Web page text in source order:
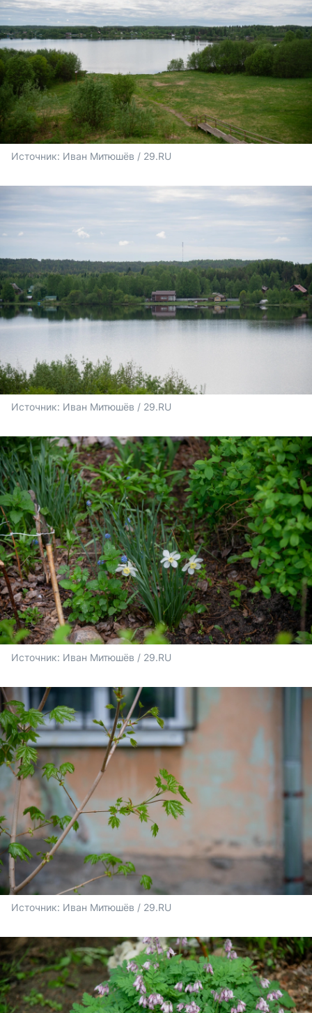
Источник: Иван Митюшёв / 29.RU
Источник: Иван Митюшёв / 29.RU
Источник: Иван Митюшёв / 29.RU
Источник: Иван Митюшёв / 29.RU